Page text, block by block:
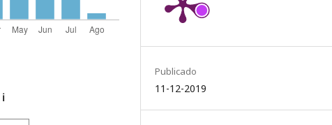
ℹ️
Publicado
11-12-2019
Muñoz M.J.R.
Serial sisters, friends and
fiction on broadcast television
Estudios Sobre El Mensaje
Periodistico, 26(2), 807-826.